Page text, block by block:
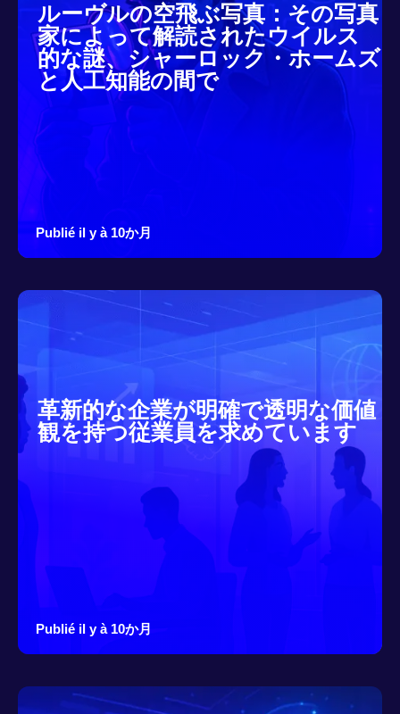
ルーヴルの空飛ぶ写真：その写真
家によって解読されたウイルス
的な謎、シャーロック・ホームズ
と人工知能の間で
Publié il y à 10か月
革新的な企業が明確で透明な価値
観を持つ従業員を求めています
Publié il y à 10か月